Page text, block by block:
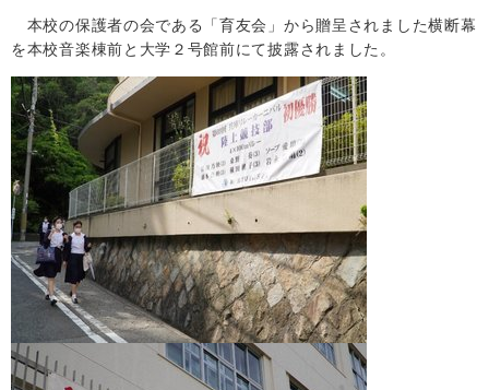
本校の保護者の会である「育友会」から贈呈されました横断幕
を本校音楽棟前と大学２号館前にて披露されました。